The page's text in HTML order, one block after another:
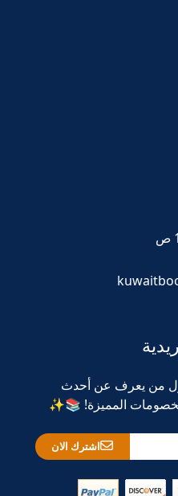
من يعرف عن أحدث
المميزة! 📚✨
اشترك الان